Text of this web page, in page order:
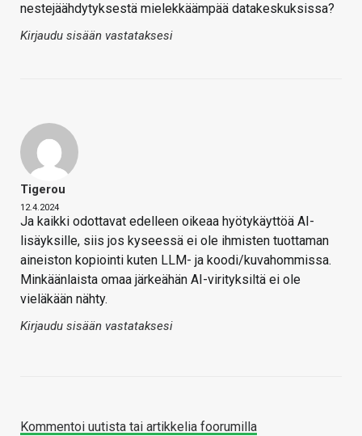
nestejäähdytyksestä mielekkäämpää datakeskuksissa?
Kirjaudu sisään vastataksesi
Tigerou
12.4.2024
Ja kaikki odottavat edelleen oikeaa hyötykäyttöä AI-
lisäyksille, siis jos kyseessä ei ole ihmisten tuottaman
aineiston kopiointi kuten LLM- ja koodi/kuvahommissa.
Minkäänlaista omaa järkeähän AI-virityksiltä ei ole
vieläkään nähty.
Kirjaudu sisään vastataksesi
Kommentoi uutista tai artikkelia foorumilla